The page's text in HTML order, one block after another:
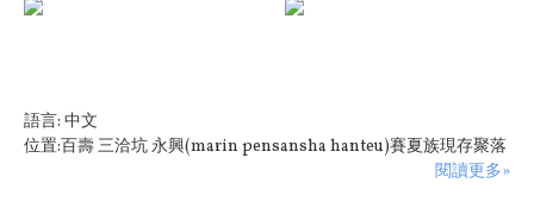
語言: 中文
位置:百壽 三洽坑 永興(marin pensansha hanteu)賽夏族現存聚落
閱讀更多»